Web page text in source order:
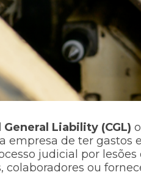
Liability (CGL)
empresa de ter gastos
judicial por
colaboradores ou